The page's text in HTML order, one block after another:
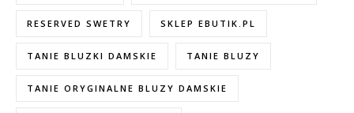
RESERVED SWETRY SKLEP EBUTIK.PL
TANIE BLUZKI DAMSKIE TANIE BLUZY
TANIE ORYGINALNE BLUZY DAMSKIE